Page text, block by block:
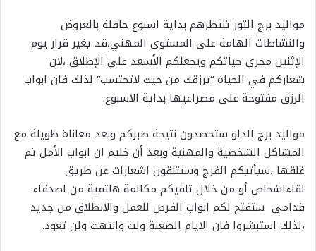
مواليد برج الثور تنتظرهم بداية اسبوع حافلة بالعروض
والنشاطات الهامة على المستوى المهني،قد يغير قرار يوم
الإثنين مجرى حياتكم ويجعلكم الأسعد على الإطلاق ،لان
شعاركم في الحياة “يرزقك من حيث لاتحتسب” لذلك فان ابواب
الرزق مفتوحة على مصراعيها بداية الاسبوع.
مواليد برج الدلو ستحصدون نتيجة صبركم وبعد معاناة طويلة مع
المشاكل الشخصية والمهنية وبعد أن خلتم ان ابواب الأمل تم
غلقها ،سيأتيكم الفرج وستتلقون اشعارات عن طريق
لقاءاشخاص أو من خلال تلقيكم مكالمة هاتفية من اصدقاء
قدامى ستفتح لكم ابواب الفرص للعمل والانطلاق من جديد
،لذلك استبشروا فان الايام الصعبة ولت وانتهت ولن تعود.